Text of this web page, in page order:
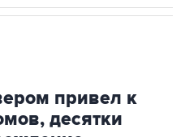
привел к
десятки